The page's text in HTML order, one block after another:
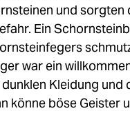
und
Ein
war ein
Kleidung
könne böse